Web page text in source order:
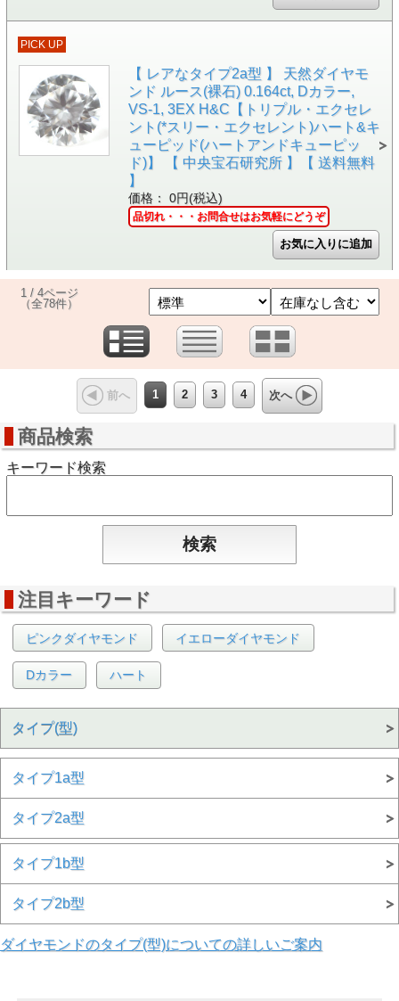
PICK UP
【 レアなタイプ2a型 】 天然ダイヤモ
ンド ルース(裸石) 0.164ct, Dカラー,
VS-1, 3EX H&C【トリプル・エクセレ
ント(*スリー・エクセレント)ハート&キ
ューピッド(ハートアンドキューピッ
ド)】 【 中央宝石研究所 】【 送料無料
】
価格： 0円(税込)
品切れ・・・お問合せはお気軽にどうぞ
1 / 4ページ
（全78件）
前へ 1 2 3 4 次へ
商品検索
キーワード検索
注目キーワード
ピンクダイヤモンド イエローダイヤモンド
Dカラー ハート
タイプ(型)
タイプ1a型
タイプ2a型
タイプ1b型
タイプ2b型
ダイヤモンドのタイプ(型)についての詳しいご案内